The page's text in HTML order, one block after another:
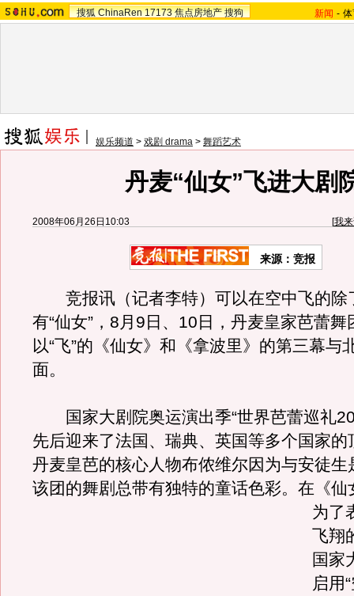
搜狐 ChinaRen 17173 焦点房地产 搜狗 新闻 -
娱乐频道 > 戏剧 drama > 舞蹈艺术
丹麦“仙女”飞进大剧
2008年06月26日10:03 [我
来源：竞报
竞报讯（记者李特）可以在空中飞的除
有“仙女”，8月9日、10日，丹麦皇家芭蕾舞
以“飞”的《仙女》和《拿波里》的第三幕与
面。
国家大剧院奥运演出季“世界芭蕾巡礼
先后迎来了法国、瑞典、英国等多个国家的
丹麦皇芭的核心人物布侬维尔因为与安徒生
该团的舞剧总带有独特的童话色彩。 在《仙
为了
飞翔
国家
启用